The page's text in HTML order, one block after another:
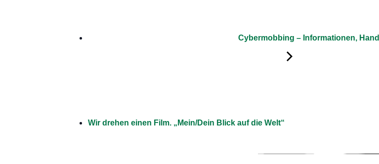
Cybermobbing – Informationen,
Wir drehen einen Film. „Mein/Dein Blick auf die Welt“